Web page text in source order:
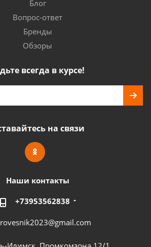
Блог
Вопрос-ответ
Бренды
Обзоры
всегда в курсе!
на связи
Наши контакты
+73953562838
rovesnik2023@gmail.com